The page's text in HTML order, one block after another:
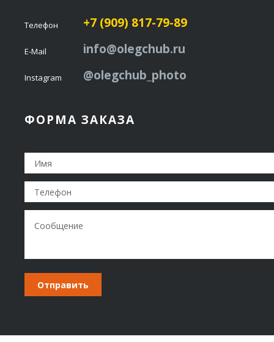
Телефон +7 (909) 817-79-89
E-Mail info@olegchub.ru
Instagram @olegchub_photo
ФОРМА ЗАКАЗА